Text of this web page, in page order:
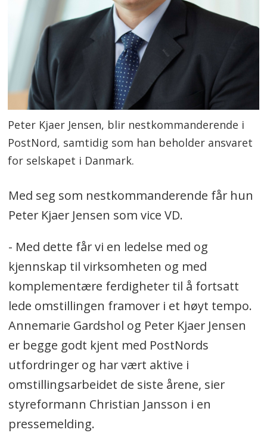
Peter Kjaer Jensen, blir nestkommanderende i
PostNord, samtidig som han beholder ansvaret
for selskapet i Danmark.
Med seg som nestkommanderende får hun
Peter Kjaer Jensen som vice VD.
- Med dette får vi en ledelse med og
kjennskap til virksomheten og med
komplementære ferdigheter til å fortsatt
lede omstillingen framover i et høyt tempo.
Annemarie Gardshol og Peter Kjaer Jensen
er begge godt kjent med PostNords
utfordringer og har vært aktive i
omstillingsarbeidet de siste årene, sier
styreformann Christian Jansson i en
pressemelding.